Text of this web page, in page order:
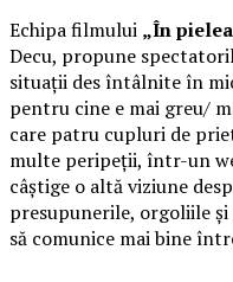
Echipa filmului „În
Decu, propune
situații des întâlnite în
pentru cine e mai greu/
care patru cupluri de
multe peripeții, într-un
câștige o altă viziune
presupunerile, orgoliile
să comunice mai bine